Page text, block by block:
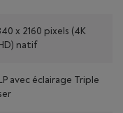
x 2160 pixels (4K
natif
avec éclairage Triple